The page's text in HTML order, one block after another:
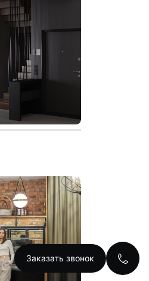
Заказать звонок